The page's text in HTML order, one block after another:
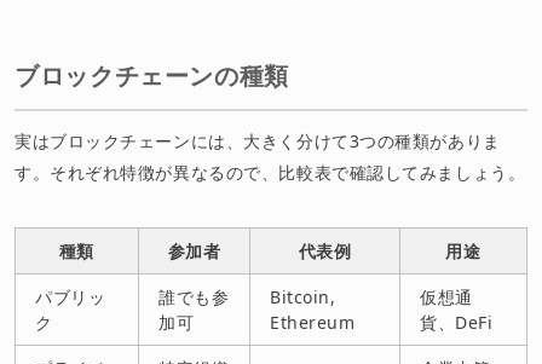
ブロックチェーンの種類
実はブロックチェーンには、大きく分けて3つの種類がありま
す。それぞれ特徴が異なるので、比較表で確認してみましょう。
種類 参加者 代表例
用途
パブリッ
ク
誰でも参
加可
Bitcoin,
Ethereum
仮想通
貨、DeFi